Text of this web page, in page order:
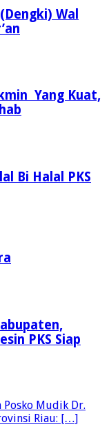
Wal
Yang Kuat,
Bi Halal PKS
PKS Siap
Posko Mudik Dr.
Riau: […]